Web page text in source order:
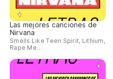
Las mejores canciones de
Nirvana
Smells Like Teen Spirit, Lithium,
Rape Me…